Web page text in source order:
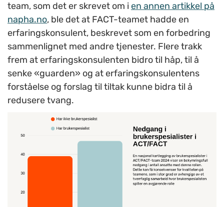
team, som det er skrevet om ien annen artikkel på
napha.no, ble det at FACT-teamet hadde en
erfaringskonsulent, beskrevet som en forbedring
sammenlignet med andre tjenester. Flere trakk
frem at erfaringskonsulenten bidro til håp, til å
senke «guarden» og at erfaringskonsulentens
forståelse og forslag til tiltak kunne bidra til å
redusere tvang.